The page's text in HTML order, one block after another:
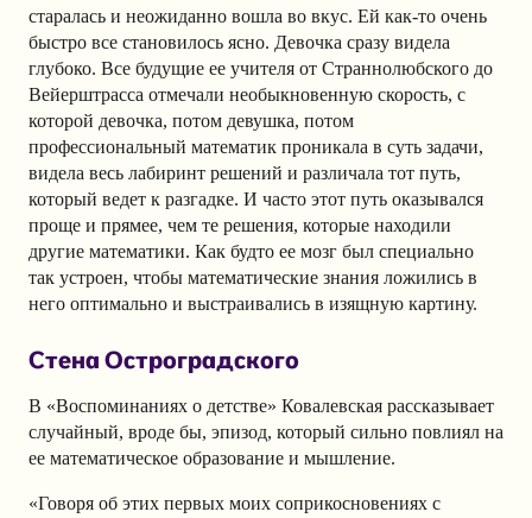
старалась и неожиданно вошла во вкус. Ей как-то очень
быстро все становилось ясно. Девочка сразу видела
глубоко. Все будущие ее учителя от Страннолюбского до
Вейерштрасса отмечали необыкновенную скорость, с
которой девочка, потом девушка, потом
профессиональный математик проникала в суть задачи,
видела весь лабиринт решений и различала тот путь,
который ведет к разгадке. И часто этот путь оказывался
проще и прямее, чем те решения, которые находили
другие математики. Как будто ее мозг был специально
так устроен, чтобы математические знания ложились в
него оптимально и выстраивались в изящную картину.
Стена Остроградского
В «Воспоминаниях о детстве» Ковалевская рассказывает
случайный, вроде бы, эпизод, который сильно повлиял на
ее математическое образование и мышление.
«Говоря об этих первых моих соприкосновениях с